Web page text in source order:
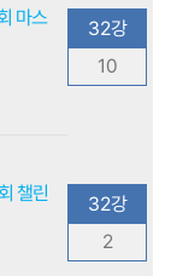
마스
32강
10
챌린
32강
2